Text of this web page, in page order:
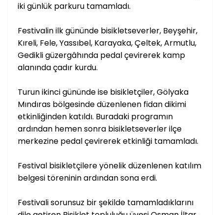
iki günlük parkuru tamamladı.
Festivalin ilk gününde bisikletseverler, Beyşehir,
Kıreli, Fele, Yassıbel, Karayaka, Çeltek, Armutlu,
Gedikli güzergâhında pedal çevirerek kamp
alanında çadır kurdu.
Turun ikinci gününde ise bisikletçiler, Gölyaka
Mındıras bölgesinde düzenlenen fidan dikimi
etkinliğinden katıldı. Buradaki programın
ardından hemen sonra bisikletseverler ilçe
merkezine pedal çevirerek etkinliği tamamladı.
Festival bisikletçilere yönelik düzenlenen katılım
belgesi töreninin ardından sona erdi.
Festivali sorunsuz bir şekilde tamamladıklarını